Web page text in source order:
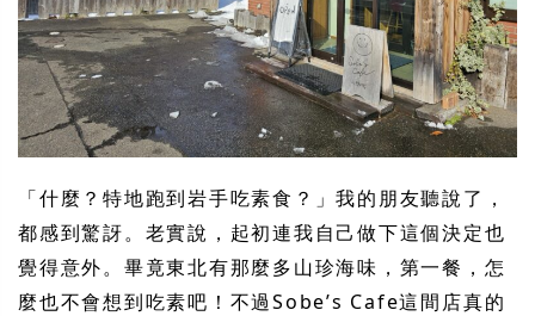
「什麼？特地跑到岩手吃素食？」我的朋友聽說了，
都感到驚訝。老實說，起初連我自己做下這個決定也
覺得意外。畢竟東北有那麼多山珍海味，第一餐，怎
麼也不會想到吃素吧！不過Sobe’s Cafe這間店真的